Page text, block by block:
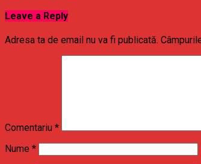
Leave a Reply
Adresa ta de email nu va fi publicată.
Comentariu *
Nume *